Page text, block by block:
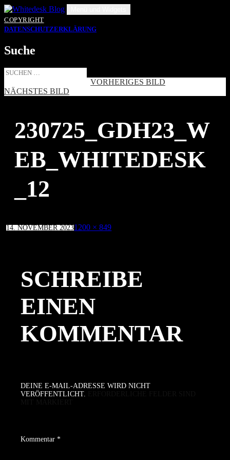
Zum
Inhalt
springen
COPYRIGHT
DATENSCHUTZERKLÄRUNG
Suche
Suche
VORHERIGES BILD
NÄCHSTES BILD
230725_GDH23_W
EB_WHITEDESK
_12
Veröffentlicht
am
14. NOVEMBER 2023Volle
1200 × 849
SCHREIBE
EINEN
KOMMENTAR
DEINE E-MAIL-ADRESSE WIRD NICHT
VERÖFFENTLICHT.
Kommentar *